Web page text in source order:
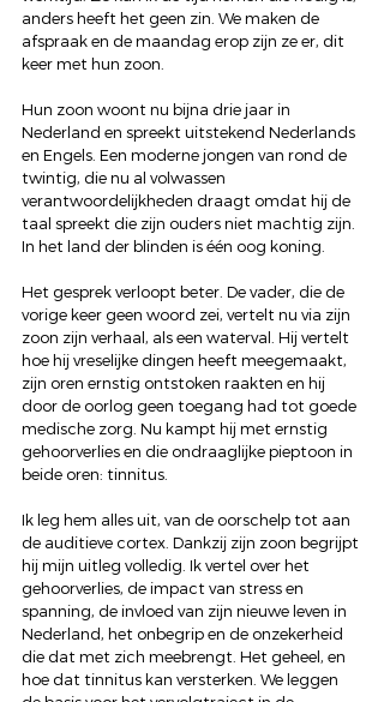
anders heeft het geen zin. We maken de
afspraak en de maandag erop zijn ze er, dit
keer met hun zoon.
Hun zoon woont nu bijna drie jaar in
Nederland en spreekt uitstekend Nederlands
en Engels. Een moderne jongen van rond de
twintig, die nu al volwassen
verantwoordelijkheden draagt omdat hij de
taal spreekt die zijn ouders niet machtig zijn.
In het land der blinden is één oog koning.
Het gesprek verloopt beter. De vader, die de
vorige keer geen woord zei, vertelt nu via zijn
zoon zijn verhaal, als een waterval. Hij vertelt
hoe hij vreselijke dingen heeft meegemaakt,
zijn oren ernstig ontstoken raakten en hij
door de oorlog geen toegang had tot goede
medische zorg. Nu kampt hij met ernstig
gehoorverlies en die ondraaglijke pieptoon in
beide oren: tinnitus.
Ik leg hem alles uit, van de oorschelp tot aan
de auditieve cortex. Dankzij zijn zoon begrijpt
hij mijn uitleg volledig. Ik vertel over het
gehoorverlies, de impact van stress en
spanning, de invloed van zijn nieuwe leven in
Nederland, het onbegrip en de onzekerheid
die dat met zich meebrengt. Het geheel, en
hoe dat tinnitus kan versterken. We leggen